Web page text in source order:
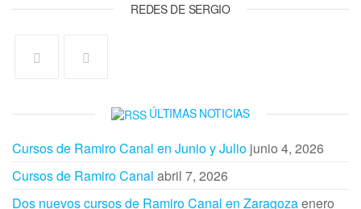
REDES DE SERGIO
ÚLTIMAS NOTICIAS
Cursos de Ramiro Canal en Junio y Julio junio 4, 2026
Cursos de Ramiro Canal abril 7, 2026
Dos nuevos cursos de Ramiro Canal en Zaragozaenero